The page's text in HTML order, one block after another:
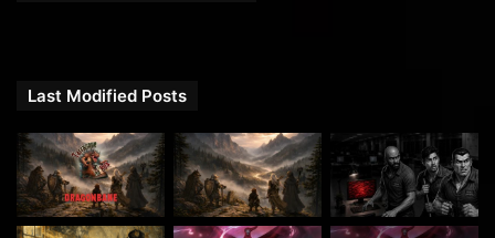
mais reverenciado em Império. Responsável por manter as
coisas em andamento. Seus clérigos podem usar magias
Last Modified Posts